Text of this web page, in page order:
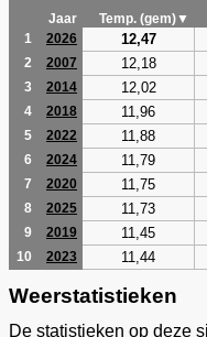
Jaar
Temp. (gem)▼
1
2026 12,47
2 2007 12,18
3 2014 12,02
4 2018 11,96
5 2022 11,88
6 2024 11,79
7 2020 11,75
8 2025 11,73
9 2019 11,45
10 2023 11,44
Weerstatistieken
De statistieken op deze